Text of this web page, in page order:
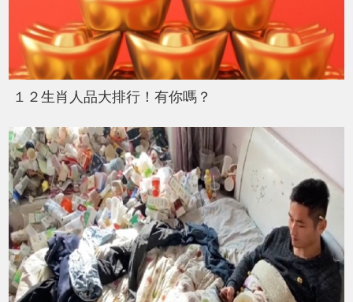
１２生肖人品大排行！有你嗎？